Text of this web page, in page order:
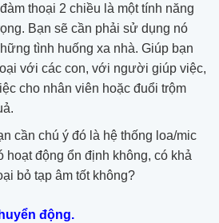
thoại 2 chiều là một tính năng
Bạn sẽ cần phải sử dụng nó
tình huống xa nhà. Giúp bạn
với các con, với người giúp việc,
cho nhân viên hoặc đuổi trộm
cần chú ý đó là hệ thống loa/mic
hoạt động ổn định không, có khả
bỏ tạp âm tốt không?
động.